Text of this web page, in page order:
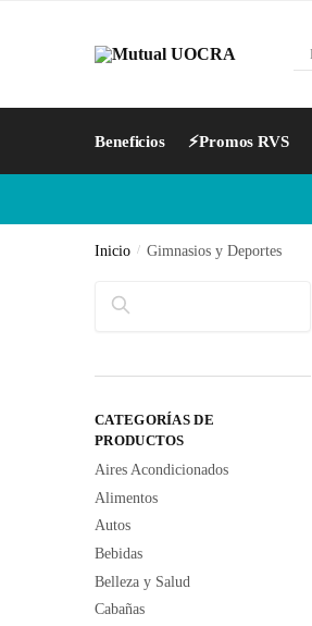
Beneficios ⚡Promos RVS
Inicio / Gimnasios y Deportes
Buscar
CATEGORÍAS DE
PRODUCTOS
Aires Acondicionados
Alimentos
Autos
Bebidas
Belleza y Salud
Cabañas